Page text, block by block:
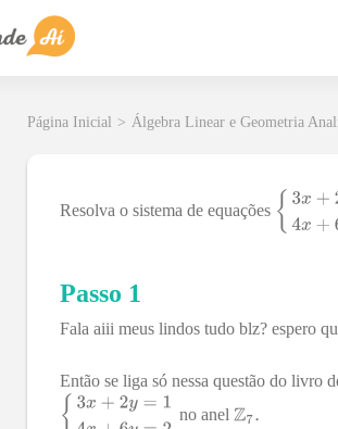
Página Inicial > Álgebra Linear e Geometria
Resolva o sistema de equações
Passo 1
Fala aiii meus lindos tudo blz? espero
Então se liga só nessa questão do livro
no anel